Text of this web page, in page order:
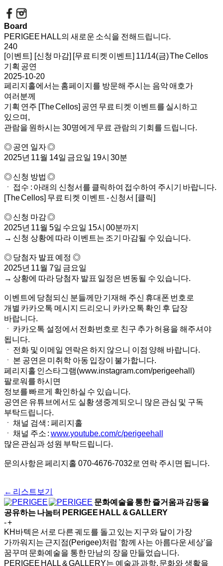
Board
PERIGEE HALL의 새로운 소식을 전해드립니다.
240
[이벤트] [신청 마감] [무료 티켓 이벤트] 11/14(금) The Cellos
기획 공연
2025-10-20
페리지홀에서는 홈페이지를 방문해 주시는 음악 애호가
여러분께
기획 연주 [The Cellos] 공연 무료 티켓 이벤트를 실시하고
있으며,
관람을 원하시는 30명에게 무료 관람의 기회를 드립니다.
◎ 공연 일자 ◎
2025년 11월 14일 금요일 19시 30분
◎ 신청 방법 ◎
ㆍ 접수 : 아래의 신청서를 클릭하여 접수하여 주시기 바랍니다.
[The Cellos] 무료 티켓 이벤트 - 신청서 [클릭]
◎ 신청 마감 ◎
2025년 11월 5일 수요일 15시 00분까지
→ 신청 상황에 따라 이벤트는 조기 마감될 수 있습니다.
◎ 당첨자 발표 예정 ◎
2025년 11월 7일 금요일
→ 상황에 따라 당첨자 발표 일정은 변동될 수 있습니다.
이벤트에 당첨되신 분들께만 기재해 주신 휴대폰 번호로
개별 카카오톡 메시지 드리오니 카카오톡 확인 후 답장
바랍니다.
ㆍ 카카오톡 설정에서 전화번호로 친구 추가 허용을 해주셔야
됩니다.
ㆍ 전화 및 이메일 연락은 하지 않으니 이점 양해 바랍니다.
ㆍ 본 공연은 미취학 아동 입장이 불가합니다.
페리지홀 인스타그램(www.instagram.com/perigeehall)
팔로워를 하시면
정보를 빠르게 확인하실 수 있습니다.
공연은 유튜브에서도 실황 생중계되오니 많은 관심 및 구독
부탁드립니다.
ㆍ 채널 검색 : 페리지홀
ㆍ 채널 주소 : www.youtube.com/c/perigeehall
많은 관심과 성원 부탁드립니다.
문의사항은 페리지홀 070-4676-7032로 연락 주시면 됩니다.
← 리스트보기
문화예술을 통한 즐거움과 감동을
공유하는 나눔터 PERIGEE HALL & GALLERY
-+
KH바텍은 서로 다른 궤도를 돌고 있는 지구와 달이 가장
가까워지는 근지점(Perigee)처럼 '함께 사는 아름다운 세상'을
꿈꾸며 문화예술을 통한 만남의 장을 만들었습니다.
PERIGEE HALL & GALLERY는 예술과 과학, 문화와 생활을